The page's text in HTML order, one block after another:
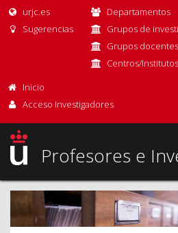
urjc.es
Sugerencias
Departamentos
Grupos de
Grupos docentes
Centros/
Inicio
Acceso Investigadores
Profesores e